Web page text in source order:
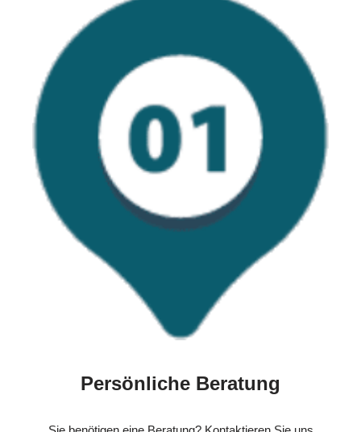
Persönliche Beratung